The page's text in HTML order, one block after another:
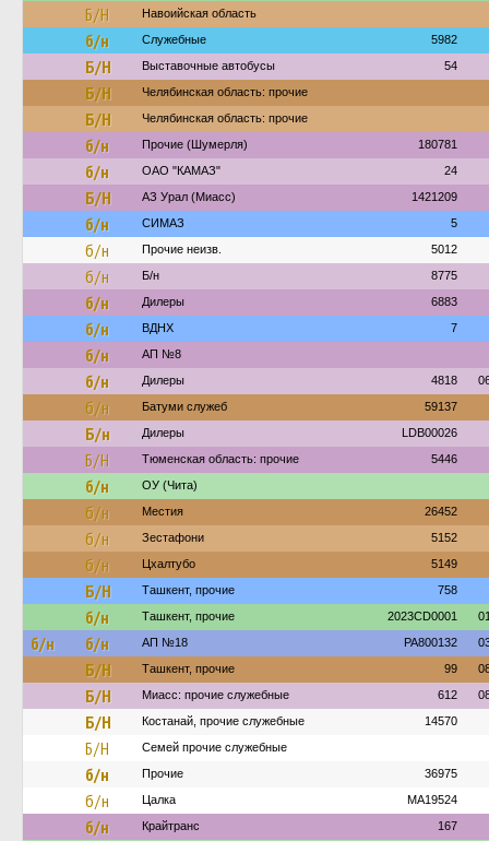
Б/Н Навоийская область
б/н Служебные 5982
Б/Н Выставочные автобусы 54
Б/Н Челябинская область: прочие
Б/Н Челябинская область: прочие
б/н Прочие (Шумерля) 180781
б/н ОАО "КАМАЗ" 24
Б/Н АЗ Урал (Миасс) 1421209
б/н СИМАЗ 5
б/н Прочие неизв. 5012
б/н Б/н 8775
б/н Дилеры 6883
б/н ВДНХ 7
б/н АП №8
б/н Дилеры 4818
б/н Батуми служеб 59137
Б/н Дилеры LDB00026
Б/Н Тюменская область: прочие 5446
б/н ОУ (Чита)
б/н Местия 26452
б/н Зестафони 5152
б/н Цхалтубо 5149
Б/Н Ташкент, прочие 758
б/н Ташкент, прочие 2023CD0001
б/н б/н АП №18 PA800132
Б/Н Ташкент, прочие 99
Б/Н Миасс: прочие служебные 612
Б/Н Костанай, прочие служебные 14570
Б/Н Семей прочие служебные
б/н Прочие 36975
б/н Цалка MA19524
б/н Крайтранс 167